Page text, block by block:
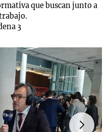
que buscan junto a
3